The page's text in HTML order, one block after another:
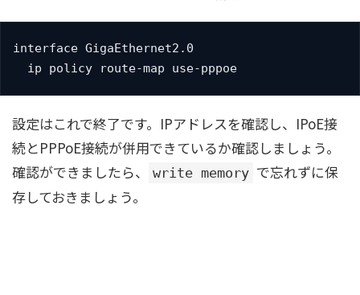
interface GigaEthernet2.0
  ip policy route-map use-pppoe
設定はこれで終了です。IPアドレスを確認し、IPoE接
続とPPPoE接続が併用できているか確認しましょう。
確認ができましたら、
write memory で忘れずに保
存しておきましょう。